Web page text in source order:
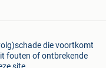
die voortkomt
fouten of ontbrekende